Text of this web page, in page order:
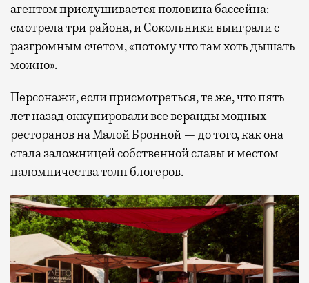
агентом прислушивается половина бассейна:
смотрела три района, и Сокольники выиграли с
разгромным счетом, «потому что там хоть дышать
можно».
Персонажи, если присмотреться, те же, что пять
лет назад оккупировали все веранды модных
ресторанов на Малой Бронной — до того, как она
стала заложницей собственной славы и местом
паломничества толп блогеров.